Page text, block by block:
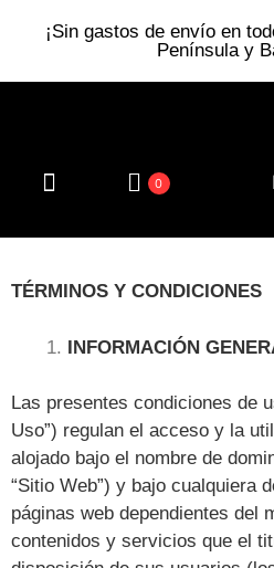
¡Sin gastos de envío en
Península y
0
TÉRMINOS Y CONDICIONES
INFORMACIÓN
Las presentes condiciones de
Uso”) regulan el acceso y la
alojado bajo el nombre de
“Sitio Web”) y bajo cualquiera
páginas web dependientes del
contenidos y servicios que el